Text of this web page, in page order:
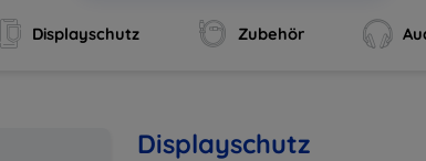
Displayschutz Zubehör
Displayschutz